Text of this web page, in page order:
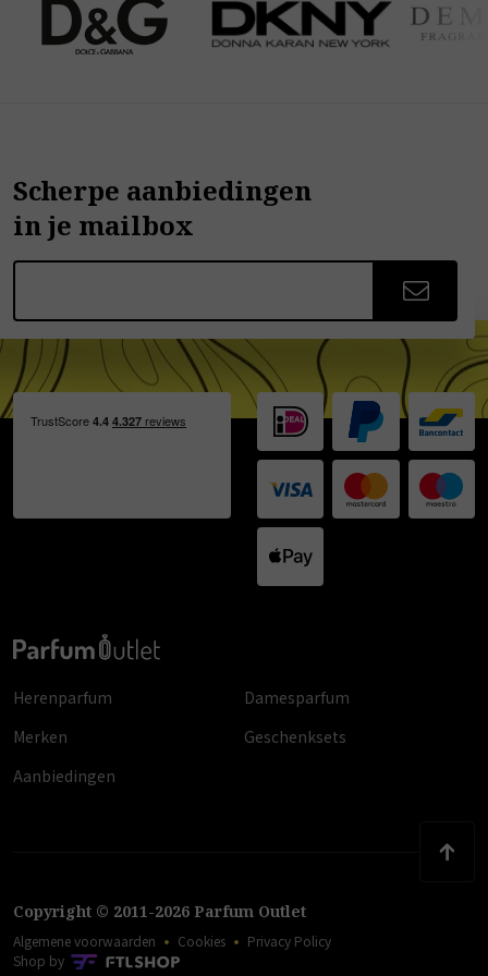
Scherpe aanbiedingen
in je mailbox
Herenparfum
Damesparfum
Merken
Geschenksets
Aanbiedingen
Copyright © 2011-2026 Parfum Outlet
Algemene voorwaarden Cookies
Privacy Policy
Shop by